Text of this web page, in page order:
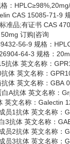
：
CAS 15085-71-9
准品;有证书 CAS
订购|咨询
56-9 规格：
64-3 规格：
抗体 英文名称：
体 英文名称：
体 英文名称：GBA
A抗体 英文名称：
英文名称：Galectin
员1抗体 英文名称：
3抗体 英文名称：
员2抗体 英文名称：
员3抗体 英文名称：